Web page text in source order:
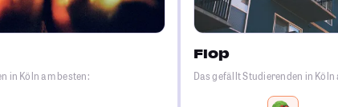
in Köln am besten:
Flop
Das gefällt Studierenden in Köln